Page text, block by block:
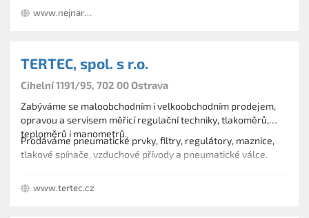
uznávaných značek.
www.nejnaradi.cz
TERTEC, spol. s r.o.
Cihelní 1191/95, 702 00 Ostrava
Zabýváme se maloobchodním i velkoobchodním prodejem,
opravou a servisem měřicí regulační techniky, tlakoměrů,
teploměrů i manometrů.
Prodáváme pneumatické prvky, filtry, regulátory, maznice,
tlakové spínače, vzduchové přívody a pneumatické válce.
www.tertec.cz